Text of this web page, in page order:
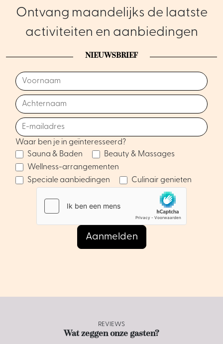
Ontvang maandelijks de laatste
activiteiten en aanbiedingen
NIEUWSBRIEF
Waar ben je in geïnteresseerd?
Sauna & Baden
Beauty & Massages
Wellness-arrangementen
Speciale aanbiedingen
Culinair genieten
REVIEWS
Wat zeggen onze gasten?